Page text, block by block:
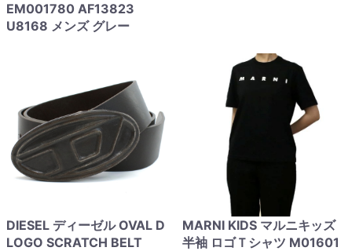
EM001780 AF13823
U8168 メンズ グレー
DIESEL ディーゼル OVAL D
LOGO SCRATCH BELT
MARNI KIDS マルニキッズ
半袖 ロゴＴシャツ M01601